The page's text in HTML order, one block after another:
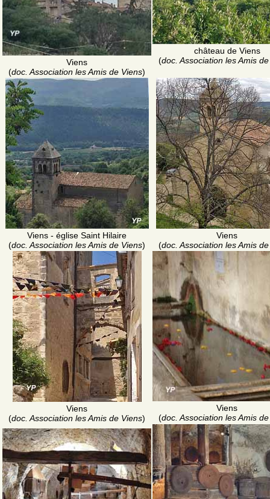
Viens
(doc. Association les Amis de Viens)
château de Viens
(doc. Association les Amis
Viens - église Saint Hilaire
(doc. Association les Amis de Viens)
Viens
(doc. Association les Amis
Viens
(doc. Association les Amis de Viens)
Viens
(doc. Association les Amis